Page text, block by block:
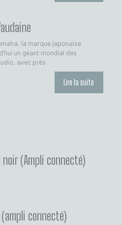
la marque japonaise
un géant mondial des
avec près
Lire la suite
noir (Ampli connecté)
(ampli connecté)